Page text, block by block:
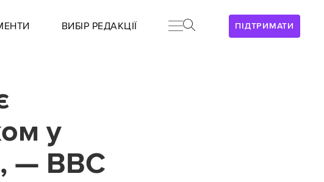
ПІДТРИМАТИ
ВИБІР РЕДАКЦІЇ
у
— BBC